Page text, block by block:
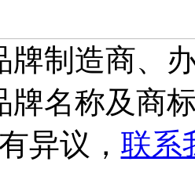
牌制造商、
牌名称及商
异议， 联系